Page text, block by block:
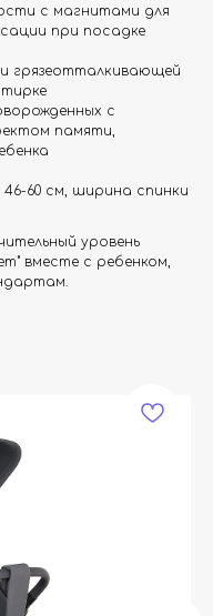
с магнитами для
при посадке
грязеотталкивающей
с
памяти,
60 см, ширина спинки
уровень
вместе с ребенком,